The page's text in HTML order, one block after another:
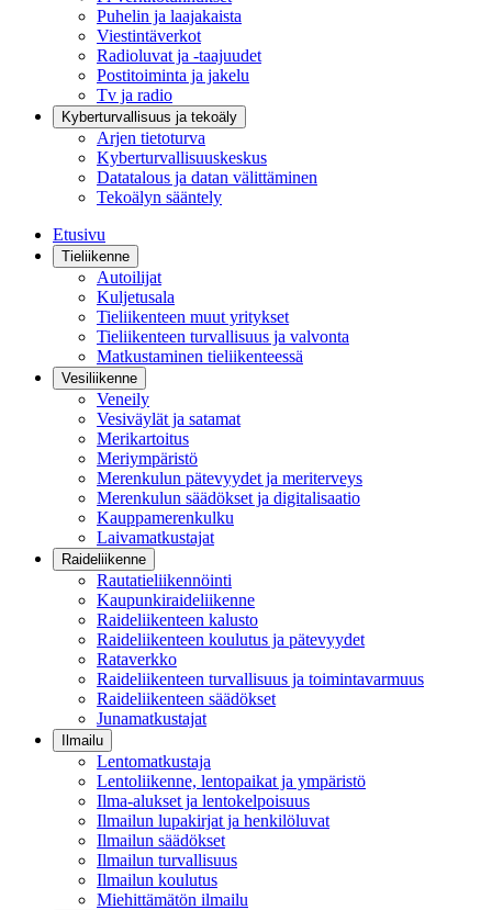
Puhelin ja laajakaista
Viestintäverkot
Radioluvat ja -taajuudet
Postitoiminta ja jakelu
Tv ja radio
Kyberturvallisuus ja tekoäly
Arjen tietoturva
Kyberturvallisuuskeskus
Datatalous ja datan välittäminen
Tekoälyn sääntely
Etusivu
Tieliikenne
Autoilijat
Kuljetusala
Tieliikenteen muut yritykset
Tieliikenteen turvallisuus ja valvonta
Matkustaminen tieliikenteessä
Vesiliikenne
Veneily
Vesiväylät ja satamat
Merikartoitus
Meriympäristö
Merenkulun pätevyydet ja meriterveys
Merenkulun säädökset ja digitalisaatio
Kauppamerenkulku
Laivamatkustajat
Raideliikenne
Rautatieliikennöinti
Kaupunkiraideliikenne
Raideliikenteen kalusto
Raideliikenteen koulutus ja pätevyydet
Rataverkko
Raideliikenteen turvallisuus ja toimintavarmuus
Raideliikenteen säädökset
Junamatkustajat
Ilmailu
Lentomatkustaja
Lentoliikenne, lentopaikat ja ympäristö
Ilma-alukset ja lentokelpoisuus
Ilmailun lupakirjat ja henkilöluvat
Ilmailun säädökset
Ilmailun turvallisuus
Ilmailun koulutus
Miehittämätön ilmailu